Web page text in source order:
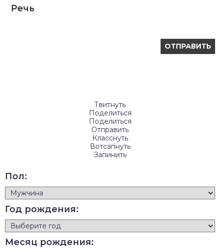
Речь
Твитнуть
Поделиться
Поделиться
Отправить
Класснуть
Вотсапнуть
Запинить
Пол:
Год рождения:
Месяц рождения: